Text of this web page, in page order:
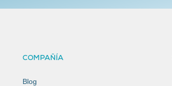
COMPAÑÍA
Blog